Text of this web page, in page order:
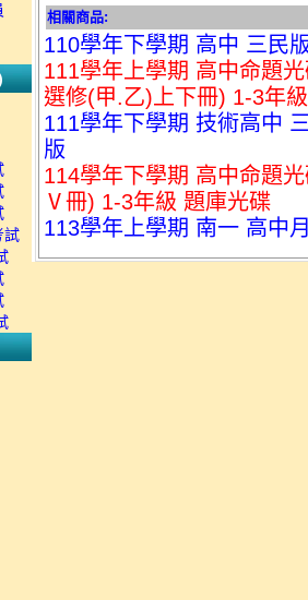
試
相關商品:
110學年下學期 高中 三民
111學年上學期 高中命題
選修(甲.乙)上下冊) 1-3年
111學年下學期 技術高中
版
114學年下學期 高中命
Ⅴ冊) 1-3年級 題庫光碟
113學年上學期 南一 高中